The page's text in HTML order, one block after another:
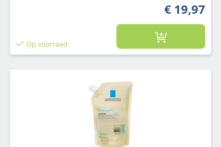
€ 19,97
Op voorraad